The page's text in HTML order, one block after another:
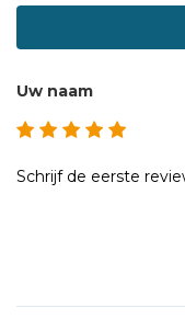
Uw naam
Schrijf de eerste